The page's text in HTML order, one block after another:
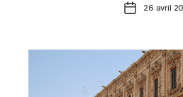
Date
de
26 avril